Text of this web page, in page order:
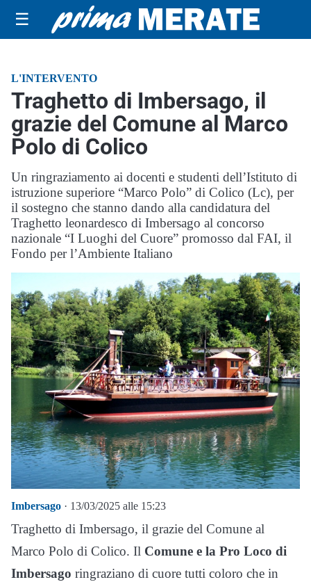
☰
L'INTERVENTO
Traghetto di Imbersago, il
grazie del Comune al Marco
Polo di Colico
Un ringraziamento ai docenti e studenti dell’Istituto di
istruzione superiore “Marco Polo” di Colico (Lc), per
il sostegno che stanno dando alla candidatura del
Traghetto leonardesco di Imbersago al concorso
nazionale “I Luoghi del Cuore” promosso dal FAI, il
Fondo per l’Ambiente Italiano
Imbersago · 13/03/2025 alle 15:23
Traghetto di Imbersago, il grazie del Comune al
Marco Polo di Colico. Il Comune e la Pro Loco di
Imbersago ringraziano di cuore tutti coloro che in